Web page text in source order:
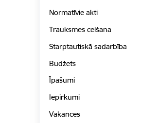
Normatīvie akti
Trauksmes celšana
Starptautiskā sadarbība
Budžets
Īpašumi
Iepirkumi
Vakances